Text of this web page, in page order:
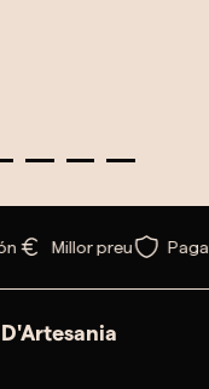
Millor preu